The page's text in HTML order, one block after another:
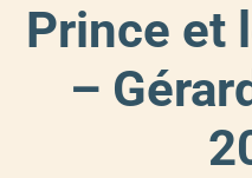
Prince et
–